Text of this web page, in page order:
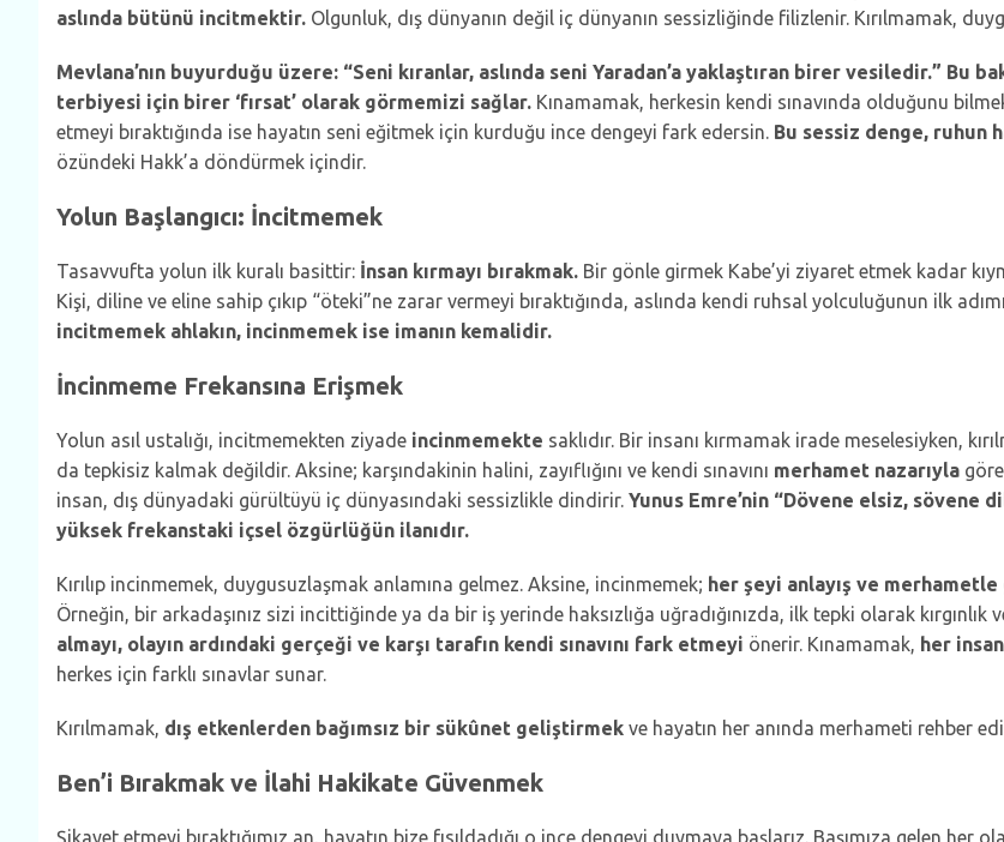
aslında bütünü incitmektir. Olgunluk, dış dünyanın değil iç dünyanın sessizliğinde filizlenir. Kırılmamak,
Mevlana’nın buyurduğu üzere: “Seni kıranlar, aslında seni Yaradan’a yaklaştıran birer vesiledir.” Bu
terbiyesi için birer ‘fırsat’ olarak görmemizi sağlar. Kınamamak, herkesin kendi sınavında olduğunu
etmeyi bıraktığında ise hayatın seni eğitmek için kurduğu ince dengeyi fark edersin. Bu sessiz denge, ruhun
özündeki Hakk’a döndürmek içindir.
Yolun Başlangıcı: İncitmemek
Tasavvufta yolun ilk kuralı basittir: İnsan kırmayı bırakmak. Bir gönle girmek Kabe’yi ziyaret etmek kadar
Kişi, diline ve eline sahip çıkıp “öteki”ne zarar vermeyi bıraktığında, aslında kendi ruhsal yolculuğunun ilk
incitmemek ahlakın, incinmemek ise imanın kemalidir.
İncinmeme Frekansına Erişmek
Yolun asıl ustalığı, incitmemekten ziyade incinmemekte saklıdır. Bir insanı kırmamak irade meselesiyken,
da tepkisiz kalmak değildir. Aksine; karşındakinin halini, zayıflığını ve kendi sınavını merhamet nazarıyla
insan, dış dünyadaki gürültüyü iç dünyasındaki sessizlikle dindirir. Yunus Emre’nin “Dövene elsiz, sövene
yüksek frekanstaki içsel özgürlüğün ilanıdır.
Kırılıp incinmemek, duygusuzlaşmak anlamına gelmez. Aksine, incinmemek; her şeyi anlayış ve
Örneğin, bir arkadaşınız sizi incittiğinde ya da bir iş yerinde haksızlığa uğradığınızda, ilk tepki olarak
almayı, olayın ardındaki gerçeği ve karşı tarafın kendi sınavını fark etmeyi önerir. Kınamamak, her
herkes için farklı sınavlar sunar.
Kırılmamak, dış etkenlerden bağımsız bir sükûnet geliştirmek ve hayatın her anında merhameti rehber
Ben’i Bırakmak ve İlahi Hakikate Güvenmek
Şikayet etmeyi bıraktığımız an, hayatın bize fısıldadığı o ince dengeyi duymaya başlarız. Başımıza gelen her